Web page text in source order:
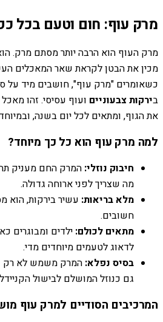
מרק עוף: חום וטעם בכל
מרק העוף הוא הרבה יותר מסתם מרק.
מכין את הבטן לקראת שאר המאכלים
כשאומרים "מרק עוף", חושבים מיד על
בירקות צבעוניים ועוף עסיסי. זהו
את הגוף, ומתאים לכל יום בשנה,
למה מרק עוף הוא כל כך מיוחד?
חיבוק נוזלי: המרק החם מעניק
מה שצריך לפני ארוחה גדולה.
מלא בריאות: עשיר בירקות, הוא
חשובים.
מתאים לכולם: ילדים ומבוגרים
לדאוג לטעמים מיוחדים מדי.
בסיס נפלא: המרק משמש לא רק
גם כנוזל המושלם לבישול
המרכיבים הסודיים למרק עוף